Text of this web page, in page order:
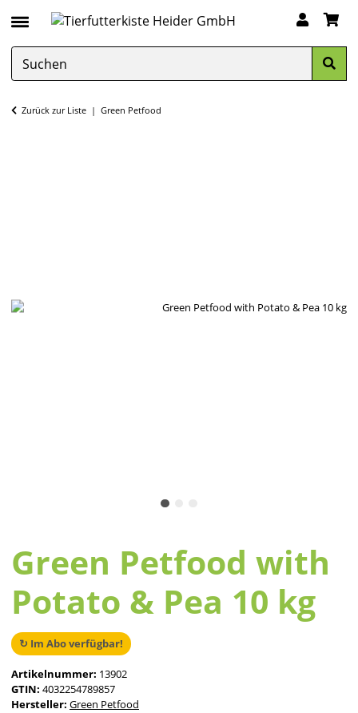
Zurück zur Liste Green Petfood
Green Petfood with
Potato & Pea 10 kg
↻ Im Abo verfügbar!
Artikelnummer: 13902
GTIN: 4032254789857
Hersteller: Green Petfood